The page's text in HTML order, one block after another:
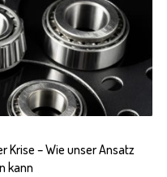
Krise – Wie unser Ansatz
kann